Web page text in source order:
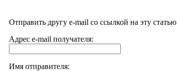
Отправить другу e-mail со ссылкой на эту статью
Адрес e-mail получателя:
Имя отправителя: